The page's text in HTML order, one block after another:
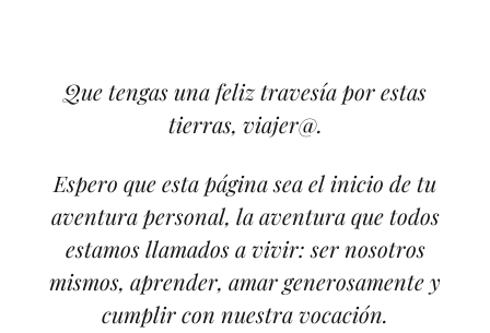
Que tengas una feliz travesía por estas
tierras, viajer@.
Espero que esta página sea el inicio de tu
aventura personal, la aventura que todos
estamos llamados a vivir: ser nosotros
mismos, aprender, amar generosamente y
cumplir con nuestra vocación.